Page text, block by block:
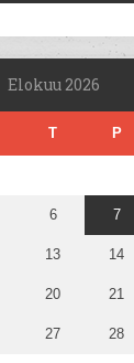
Elokuu 2026
T P
6 7
13 14
20 21
27 28